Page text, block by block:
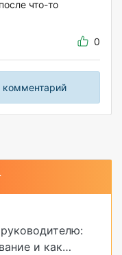
что-то
0
комментарий
и как